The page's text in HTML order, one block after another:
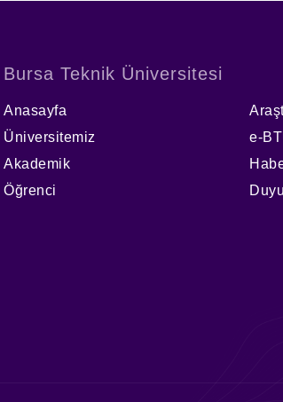
Bursa Teknik Üniversitesi
Anasayfa
Üniversitemiz
Akademik
Öğrenci
e-